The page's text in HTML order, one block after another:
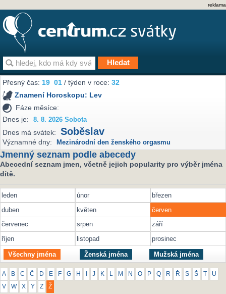
reklama
Přesný čas:19 01 / týden v roce:32
Znamení Horoskopu: Lev
Fáze měsíce:
Dnes je:
8. 8. 2026 Sobota
Dnes má svátek: Soběslav
Významné dny: Mezinárodní den ženského orgasmu
Jmenný seznam podle abecedy
Abecední seznam jmen, včetně jejich popularity pro výběr jména
dítě.
leden únor
březen
duben
květen
červen
červenec
srpen
září
říjen
listopad prosinec
Všechny jména Ženská jména Mužská jména
A B C Č D E F G H J K M N O P Q R Ř S Š U
V W X Y Z Ž